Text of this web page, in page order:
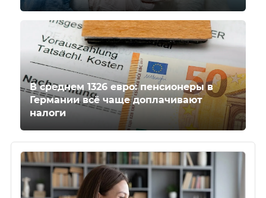
В среднем 1326 евро: пенсионеры в
Германии всё чаще доплачивают
налоги